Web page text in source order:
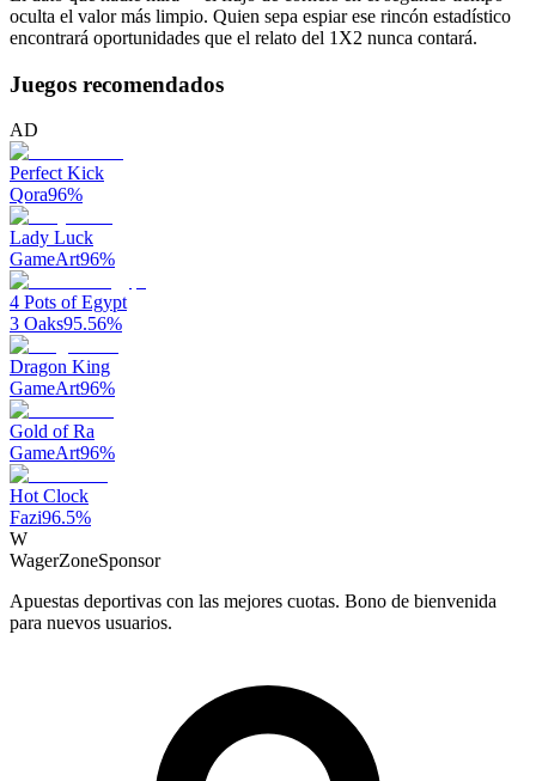
oculta el valor más limpio. Quien sepa espiar ese rincón estadístico
encontrará oportunidades que el relato del 1X2 nunca contará.
Juegos recomendados
AD
Perfect Kick
Qora96%
Lady Luck
GameArt96%
4 Pots of Egypt
3 Oaks95.56%
Dragon King
GameArt96%
Gold of Ra
GameArt96%
Hot Clock
Fazi96.5%
W
WagerZoneSponsor
Apuestas deportivas con las mejores cuotas. Bono de bienvenida
para nuevos usuarios.